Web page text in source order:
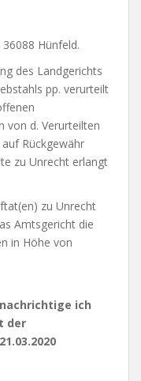
Hünfeld.
des Landgerichts
pp. verurteilt
von d. Verurteilten
Rückgewähr
zu Unrecht erlangt
zu Unrecht
Amtsgericht die
in Höhe von
ich
der